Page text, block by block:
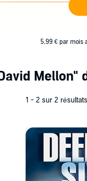
5,99 € par mois
Mellon"
1 - 2 sur 2 résultats